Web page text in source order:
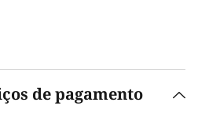
de pagamento